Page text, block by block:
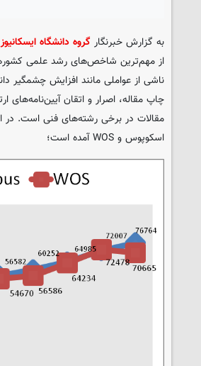
به گزارش خبرنگار گروه دانشگاه ایسکانیوز
از مهم‌ترین شاخص‌های رشد علمی
ناشی از عواملی مانند افزایش چشمگیر
چاپ مقاله، اصرار و اتقان آیین‌نامه‌های
اسکوپوس و WOS آمده است؛